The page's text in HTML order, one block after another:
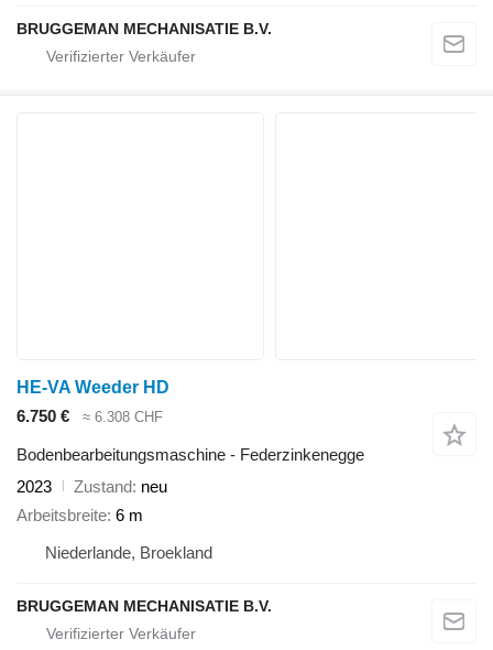
BRUGGEMAN MECHANISATIE B.V.
HE-VA Weeder HD
6.750 €
≈ 6.308 CHF
Bodenbearbeitungsmaschine - Federzinkenegge
2023
Zustand neu
Arbeitsbreite 6 m
Niederlande, Broekland
BRUGGEMAN MECHANISATIE B.V.